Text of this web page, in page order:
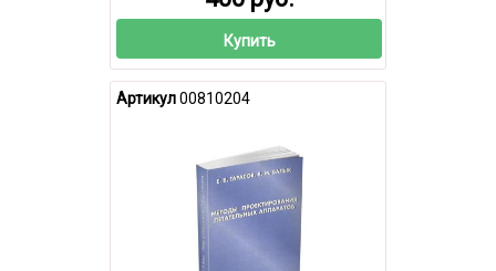
Купить
Артикул00810204